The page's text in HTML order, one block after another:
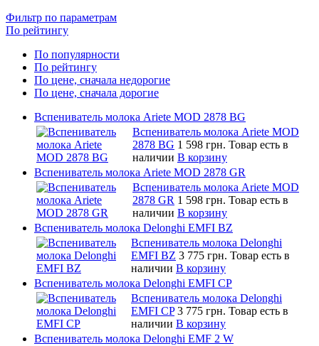
Фильтр по параметрам
По рейтингу
По популярности
По рейтингу
По цене, сначала недорогие
По цене, сначала дорогие
Вспениватель молока Ariete MOD 2878 BG
Вспениватель молока Ariete MOD
2878 BG 1 598 грн. Товар есть в
наличии В корзину
Вспениватель молока Ariete MOD 2878 GR
Вспениватель молока Ariete MOD
2878 GR 1 598 грн. Товар есть в
наличии В корзину
Вспениватель молока Delonghi EMFI BZ
Вспениватель молока Delonghi
EMFI BZ 3 775 грн. Товар есть в
наличии В корзину
Вспениватель молока Delonghi EMFI CP
Вспениватель молока Delonghi
EMFI CP 3 775 грн. Товар есть в
наличии В корзину
Вспениватель молока Delonghi EMF 2 W